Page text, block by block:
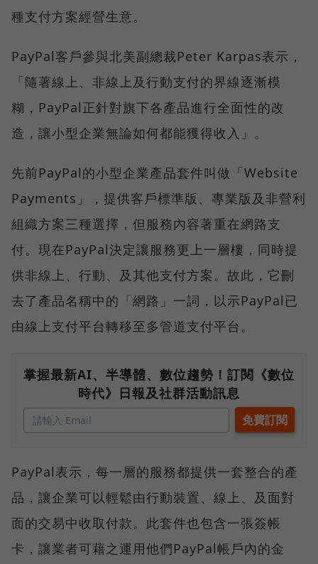
種支付方案經營生意。
PayPal客戶參與北美副總裁Peter Karpas表示，
「隨著線上、非線上及行動支付的界線逐漸模
糊，PayPal正針對旗下各產品進行全面性的改
造，讓小型企業無論如何都能獲得收入」。
先前PayPal的小型企業產品套件叫做「Website
Payments」，提供客戶標準版、專業版及非營利
組織方案三種選擇，但服務內容著重在網路支
付。現在PayPal決定讓服務更上一層樓，同時提
供非線上、行動、及其他支付方案。故此，它刪
去了產品名稱中的「網路」一詞，以示PayPal已
由線上支付平台轉移至多管道支付平台。
掌握最新AI、半導體、數位趨勢！訂閱《數位
時代》日報及社群活動訊息
PayPal表示，每一層的服務都提供一套整合的產
品，讓企業可以輕鬆由行動裝置、線上、及面對
面的交易中收取付款。此套件也包含一張簽帳
卡，讓業者可藉之運用他們PayPal帳戶內的金